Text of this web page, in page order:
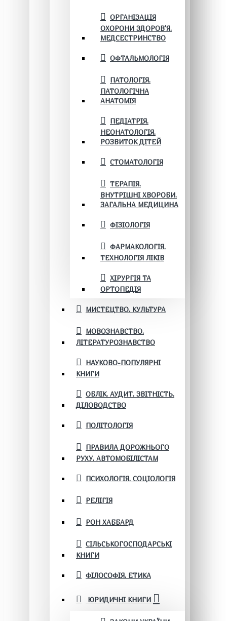
ОРГАНІЗАЦІЯ
ОХОРОНИ ЗДОРОВ'Я.
МЕДСЕСТРИНСТВО
ОФТАЛЬМОЛОГІЯ
ПАТОЛОГІЯ.
ПАТОЛОГІЧНА
АНАТОМІЯ
ПЕДІАТРІЯ.
НЕОНАТОЛОГІЯ.
РОЗВИТОК ДІТЕЙ
СТОМАТОЛОГІЯ
ТЕРАПІЯ.
ВНУТРІШНІ ХВОРОБИ.
ЗАГАЛЬНА МЕДИЦИНА
ФІЗІОЛОГІЯ
ФАРМАКОЛОГІЯ.
ТЕХНОЛОГІЯ ЛІКІВ
ХІРУРГІЯ ТА
ОРТОПЕДІЯ
МИСТЕЦТВО. КУЛЬТУРА
МОВОЗНАВСТВО.
ЛІТЕРАТУРОЗНАВСТВО
НАУКОВО-ПОПУЛЯРНІ
КНИГИ
ОБЛІК. АУДИТ. ЗВІТНІСТЬ.
ДІЛОВОДСТВО
ПОЛІТОЛОГІЯ
ПРАВИЛА ДОРОЖНЬОГО
РУХУ. АВТОМОБІЛІСТАМ
ПСИХОЛОГІЯ. СОЦІОЛОГІЯ
РЕЛІГІЯ
РОН ХАББАРД
СІЛЬСЬКОГОСПОДАРСЬКІ
КНИГИ
ФІЛОСОФІЯ. ЕТИКА
ЮРИДИЧНІ КНИГИ